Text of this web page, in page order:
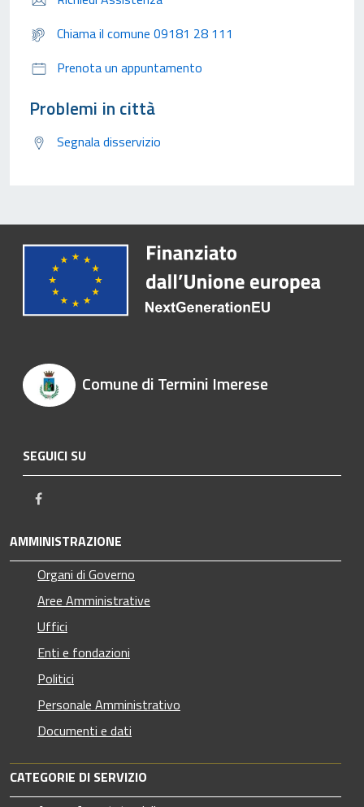
Chiama il comune 09181 28 111
Prenota un appuntamento
Problemi in città
Segnala disservizio
Comune di Termini Imerese
SEGUICI SU
AMMINISTRAZIONE
Organi di Governo
Aree Amministrative
Uffici
Enti e fondazioni
Politici
Personale Amministrativo
Documenti e dati
CATEGORIE DI SERVIZIO